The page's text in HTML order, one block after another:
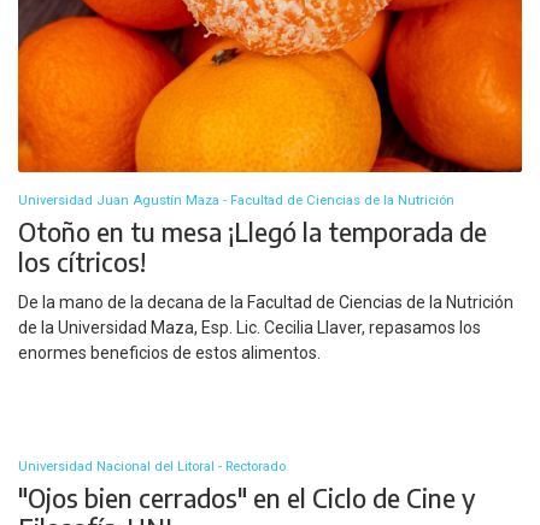
Universidad Juan Agustín Maza - Facultad de Ciencias de la Nutrición
Otoño en tu mesa ¡Llegó la temporada de
los cítricos!
De la mano de la decana de la Facultad de Ciencias de la Nutrición
de la Universidad Maza, Esp. Lic. Cecilia Llaver, repasamos los
enormes beneficios de estos alimentos.
Universidad Nacional del Litoral - Rectorado
"Ojos bien cerrados" en el Ciclo de Cine y